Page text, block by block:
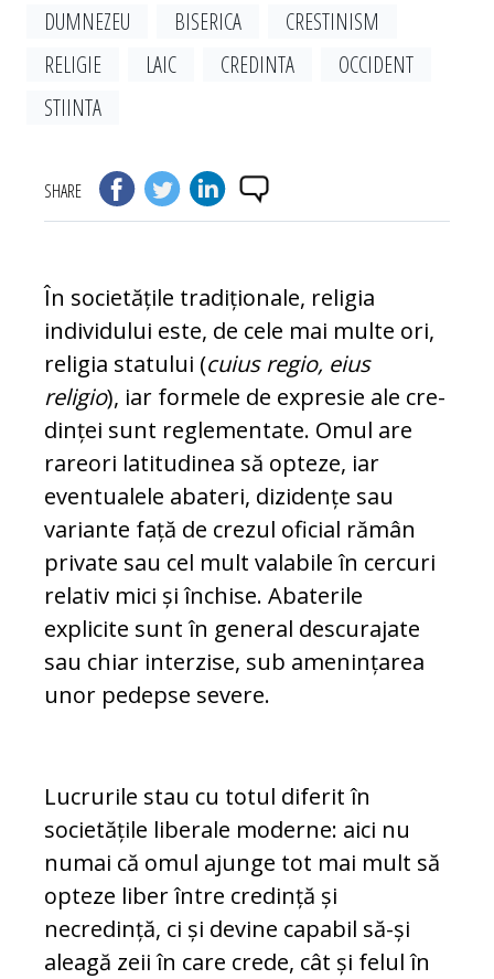
DUMNEZEU
BISERICA
CRESTINISM
RELIGIE
LAIC CREDINTA
OCCIDENT
STIINTA
SHARE
În societățile tradiționale, religia
individului este, de cele mai multe ori,
religia statului (cuius re­gio, eius
religio), iar formele de expresie ale cre­
dinței sunt reglementate. Omul are
rareori la­ti­tu­dinea să opteze, iar
eventualele abateri, dizidențe sau
variante față de crezul oficial rămân
private sau cel mult valabile în cercuri
relativ mici și închise. Abaterile
explicite sunt în general des­cu­rajate
sau chiar interzise, sub amenințarea
unor pe­depse severe.
Lucrurile stau cu totul diferit în
societățile liberale moderne: aici nu
numai că omul ajunge tot mai mult să
opteze liber între credință și
necredință, ci și devine capabil să-și
aleagă zeii în care crede, cât și felul în